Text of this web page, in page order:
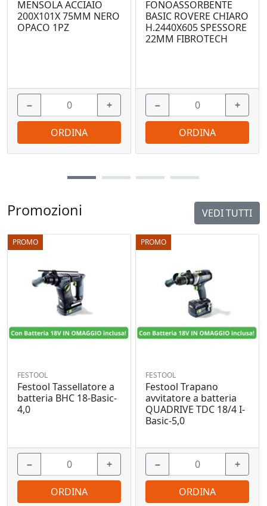
Promozioni VEDI TUTTI
PROMO
FESTOOL
Festool Tassellatore a
batteria BHC 18-Basic-
4,0
− +
ORDINA
PROMO
FESTOOL
Festool Trapano
avvitatore a batteria
QUADRIVE TDC 18/4 I-
Basic-5,0
− +
ORDINA
MENSOLA ACCIAIO
200X101X 75MM NERO
OPACO 1PZ
− +
ORDINA
FONOASSORBENTE
BASIC ROVERE CHIARO
H.2440X605 SPESSORE
22MM FIBROTECH
− +
ORDINA